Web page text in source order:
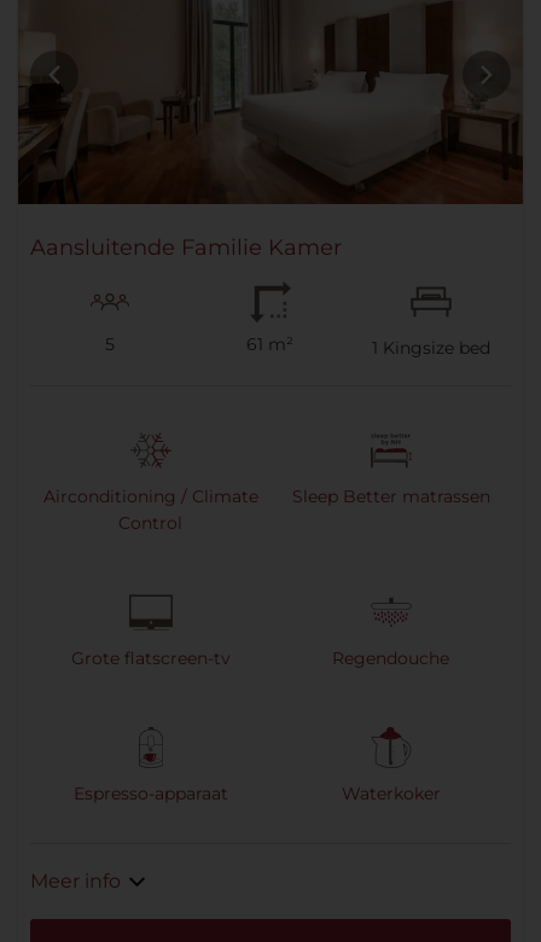
Aansluitende Familie Kamer
5 61 m² 1 Kingsize bed
Airconditioning / Climate
Control
Sleep Better matrassen
Grote flatscreen-tv Regendouche
Espresso-apparaat Waterkoker
Meer info